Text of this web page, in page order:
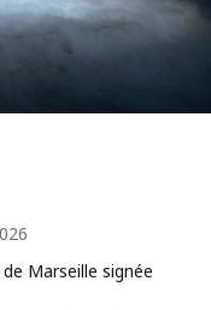
Marseille signée